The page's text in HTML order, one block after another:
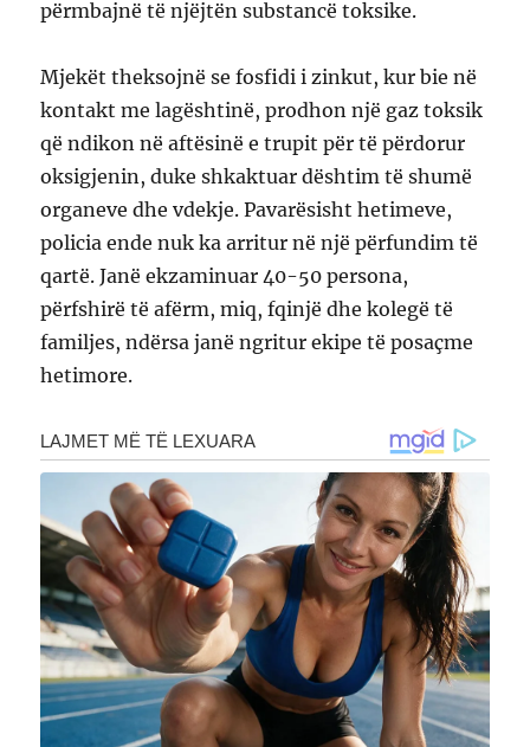
përmbajnë të njëjtën substancë toksike.
Mjekët theksojnë se fosfidi i zinkut, kur bie në
kontakt me lagështinë, prodhon një gaz toksik
që ndikon në aftësinë e trupit për të përdorur
oksigjenin, duke shkaktuar dështim të shumë
organeve dhe vdekje. Pavarësisht hetimeve,
policia ende nuk ka arritur në një përfundim të
qartë. Janë ekzaminuar 40-50 persona,
përfshirë të afërm, miq, fqinjë dhe kolegë të
familjes, ndërsa janë ngritur ekipe të posaçme
hetimore.